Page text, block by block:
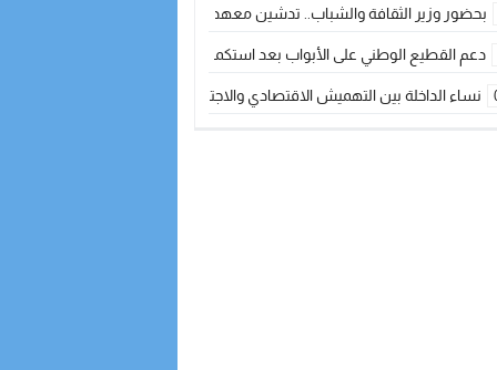
بحضور وزير الثقافة والشباب.. تدشين معهد الموسيقى والفنون الكوريغرافية بالداخلة
دعم القطيع الوطني على الأبواب بعد استكمال الترقيم… الفلاحة المغربية
نساء الداخلة بين التهميش الاقتصادي والاجتماعي… في المؤسسات الإنتاجية